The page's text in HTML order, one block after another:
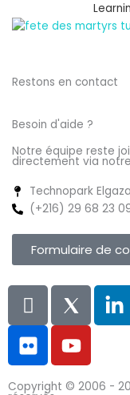
Restons en contact
Besoin d'aide ?
Notre équipe reste
directement via
Technopark
(+216) 29 68 23
Formulaire de
L
n
i
-
f
I
c
o
n
s
L
i
n
e
F
l
i
c
k
Y
o
u
t
u
Copyright © 2006 -